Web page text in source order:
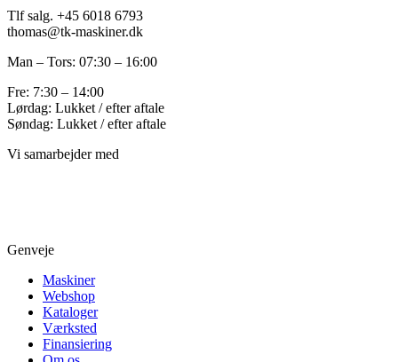
Tlf salg. +45 6018 6793
thomas@tk-maskiner.dk
Man – Tors: 07:30 – 16:00
Fre: 7:30 – 14:00
Lørdag: Lukket / efter aftale
Søndag: Lukket / efter aftale
Vi samarbejder med
Genveje
Maskiner
Webshop
Kataloger
Værksted
Finansiering